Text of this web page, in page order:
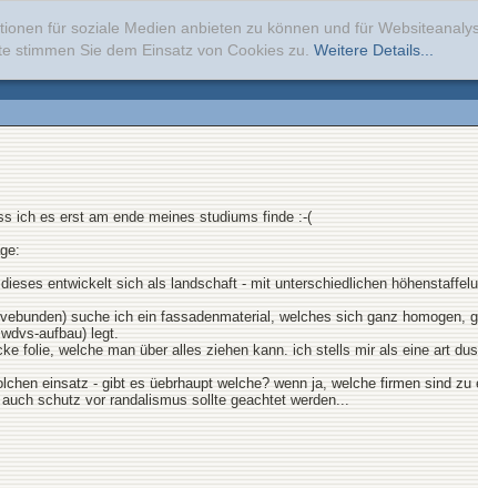
für soziale Medien anbieten zu können und für
stimmen Sie dem Einsatz von Cookies zu. Weitere Details...
ich es erst am ende meines studiums finde :-(
entwickelt sich als landschaft - mit unterschiedlichen
suche ich ein fassadenmaterial, welches sich ganz
aufbau) legt.
folie, welche man über alles ziehen kann. ich stells mir als eine art
einsatz - gibt es üebrhaupt welche? wenn ja, welche firmen sind zu
schutz vor randalismus sollte geachtet werden...